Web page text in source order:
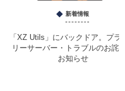
新着情報
「XZ Utils」にバックドア。プラ
リーサーバー・トラブルのお詫
お知らせ